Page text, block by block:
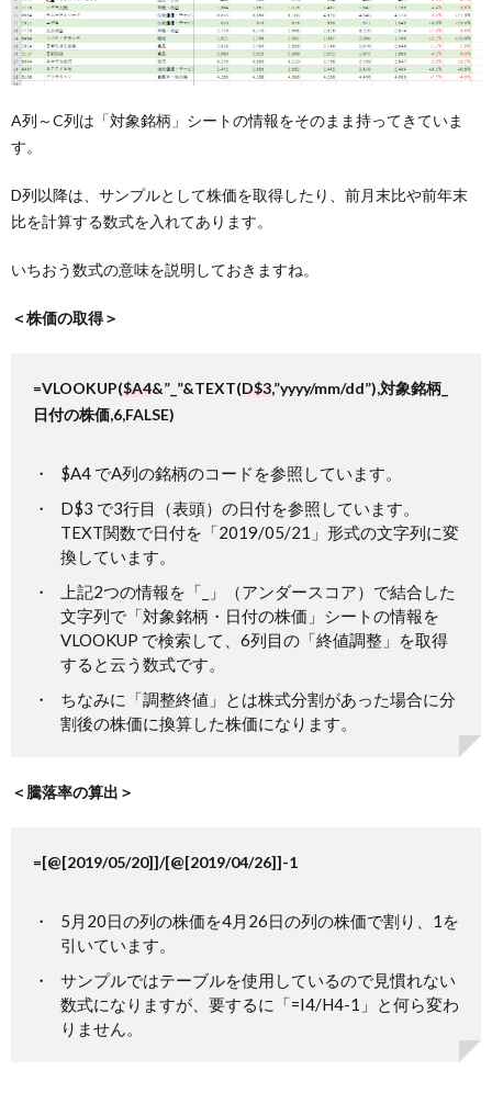
A列～C列は「対象銘柄」シートの情報をそのまま持ってきていま
す。
D列以降は、サンプルとして株価を取得したり、前月末比や前年末
比を計算する数式を入れてあります。
いちおう数式の意味を説明しておきますね。
＜株価の取得＞
=VLOOKUP($A4&”_”&TEXT(D$3,”yyyy/mm/dd”),対象銘柄_
日付の株価,6,FALSE)
$A4 でA列の銘柄のコードを参照しています。
D$3 で3行目（表頭）の日付を参照しています。
TEXT関数で日付を「2019/05/21」形式の文字列に変
換しています。
上記2つの情報を「_」（アンダースコア）で結合した
文字列で「対象銘柄・日付の株価」シートの情報を
VLOOKUP で検索して、6列目の「終値調整」を取得
すると云う数式です。
ちなみに「調整終値」とは株式分割があった場合に分
割後の株価に換算した株価になります。
＜騰落率の算出＞
=[@[2019/05/20]]/[@[2019/04/26]]-1
5月20日の列の株価を4月26日の列の株価で割り、1を
引いています。
サンプルではテーブルを使用しているので見慣れない
数式になりますが、要するに「=I4/H4-1」と何ら変わ
りません。